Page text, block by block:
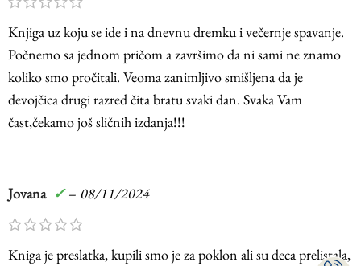
Knjiga uz koju se ide i na dnevnu dremku i večernje spavanje.
Počnemo sa jednom pričom a završimo da ni sami ne znamo
koliko smo pročitali. Veoma zanimljivo smišljena da je
devojčica drugi razred čita bratu svaki dan. Svaka Vam
čast,čekamo još sličnih izdanja!!!
Jovana ✓ – 08/11/2024
Kniga je preslatka, kupili smo je za poklon ali su deca prelistala,